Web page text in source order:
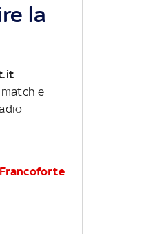
la
e
Francoforte